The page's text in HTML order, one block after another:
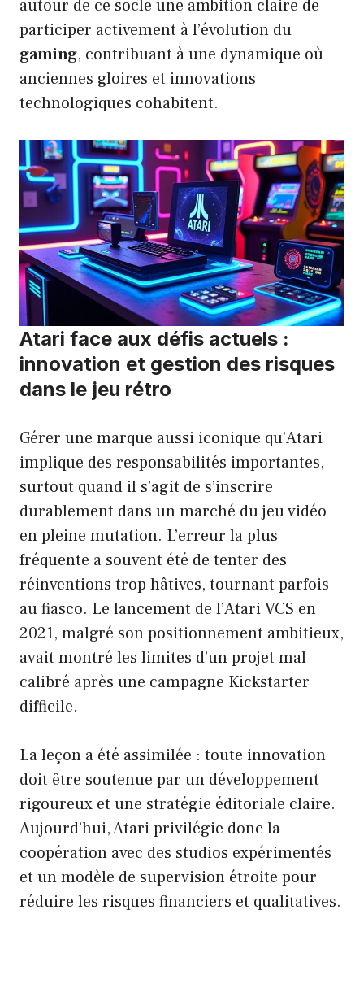
autour de ce socle une ambition claire de
participer activement à l’évolution du
gaming, contribuant à une dynamique où
anciennes gloires et innovations
technologiques cohabitent.
Atari face aux défis actuels :
innovation et gestion des risques
dans le jeu rétro
Gérer une marque aussi iconique qu’Atari
implique des responsabilités importantes,
surtout quand il s’agit de s’inscrire
durablement dans un marché du jeu vidéo
en pleine mutation. L’erreur la plus
fréquente a souvent été de tenter des
réinventions trop hâtives, tournant parfois
au fiasco. Le lancement de l’Atari VCS en
2021, malgré son positionnement ambitieux,
avait montré les limites d’un projet mal
calibré après une campagne Kickstarter
difficile.
La leçon a été assimilée : toute innovation
doit être soutenue par un développement
rigoureux et une stratégie éditoriale claire.
Aujourd’hui, Atari privilégie donc la
coopération avec des studios expérimentés
et un modèle de supervision étroite pour
réduire les risques financiers et qualitatives.